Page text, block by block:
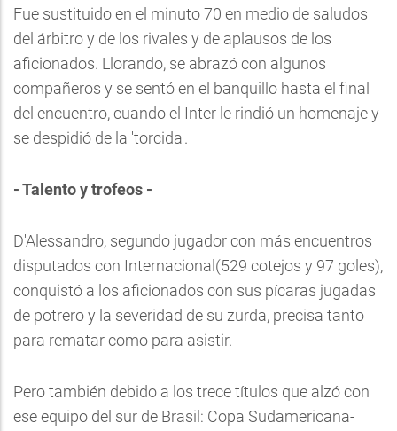
Fue sustituido en el minuto 70 en medio de saludos
del árbitro y de los rivales y de aplausos de los
aficionados. Llorando, se abrazó con algunos
compañeros y se sentó en el banquillo hasta el final
del encuentro, cuando el Inter le rindió un homenaje y
se despidió de la 'torcida'.
- Talento y trofeos -
D'Alessandro, segundo jugador con más encuentros
disputados con Internacional(529 cotejos y 97 goles),
conquistó a los aficionados con sus pícaras jugadas
de potrero y la severidad de su zurda, precisa tanto
para rematar como para asistir.
Pero también debido a los trece títulos que alzó con
ese equipo del sur de Brasil: Copa Sudamericana-